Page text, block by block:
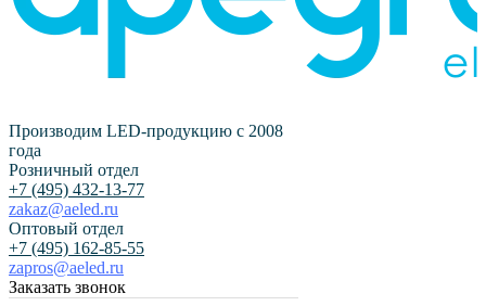
Производим LED-продукцию с 2008
года
Розничный отдел
+7 (495) 432-13-77
zakaz@aeled.ru
Оптовый отдел
+7 (495) 162-85-55
zapros@aeled.ru
Заказать звонок